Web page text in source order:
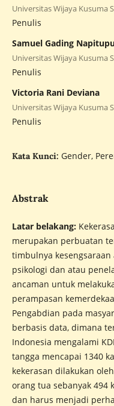
Universitas Wijaya Kusuma
Penulis
Samuel Gading
Universitas Wijaya Kusuma
Penulis
Victoria Rani Deviana
Universitas Wijaya Kusuma
Penulis
Kata Kunci: Gender,
Abstrak
Latar belakang:
merupakan perbuatan
timbulnya
psikologi dan atau
ancaman untuk
perampasan
Pengabdian pada
berbasis data, dimana
Indonesia mengalami
tangga mencapai 1340
kekerasan dilakukan
orang tua sebanyak 494
dan harus menjadi